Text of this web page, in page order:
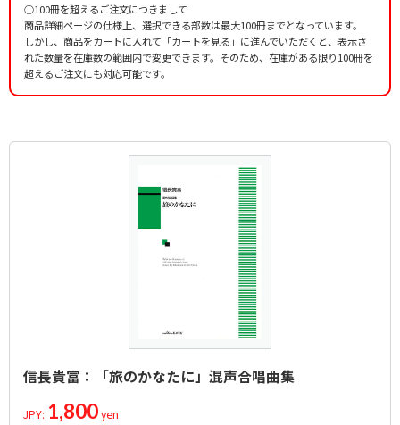
○100冊を超えるご注文につきまして
商品詳細ページの仕様上、選択できる部数は最大100冊までとなっています。
しかし、商品をカートに入れて「カートを見る」に進んでいただくと、表示さ
れた数量を在庫数の範囲内で変更できます。そのため、在庫がある限り100冊を
超えるご注文にも対応可能です。
信長貴富：「旅のかなたに」混声合唱曲集
JPY: 1,800yen